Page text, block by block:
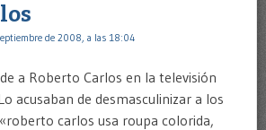
de 2008, a las 18:04
a Roberto Carlos en la televisión
acusaban de desmasculinizar a los
carlos usa roupa colorida,